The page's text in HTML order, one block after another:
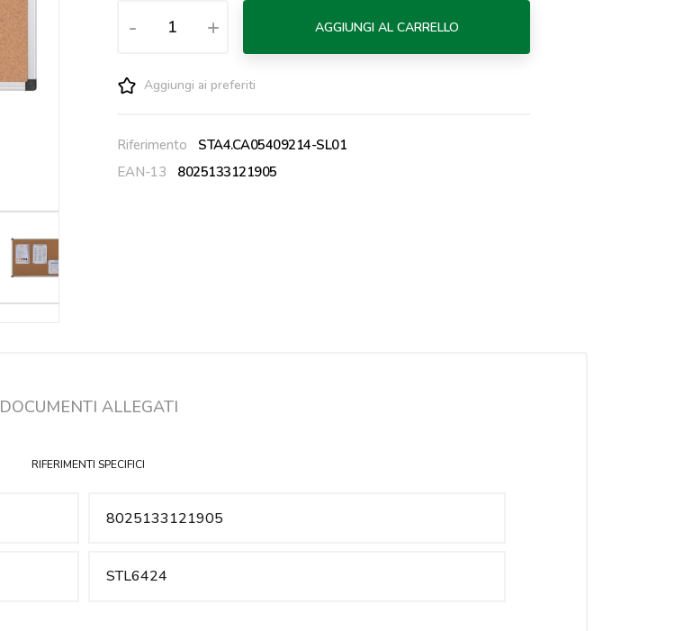
- + AGGIUNGI AL CARRELLO
Aggiungi ai preferiti
Riferimento
STA4.CA05409214-SL01
EAN-13
8025133121905
DOCUMENTI ALLEGATI
RIFERIMENTI SPECIFICI
8025133121905
STL6424